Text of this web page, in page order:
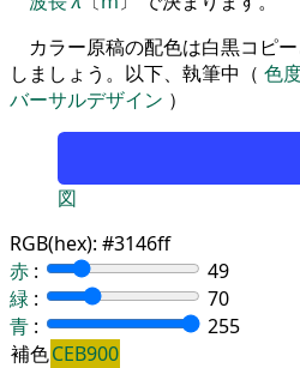
カラー原稿の配色は白黒コピ
しましょう。以下、執筆中（ 色
バーサルデザイン ）
図
RGB(hex): #3146ff
赤 :
49
緑 :
70
青 :
255
補色CEB900